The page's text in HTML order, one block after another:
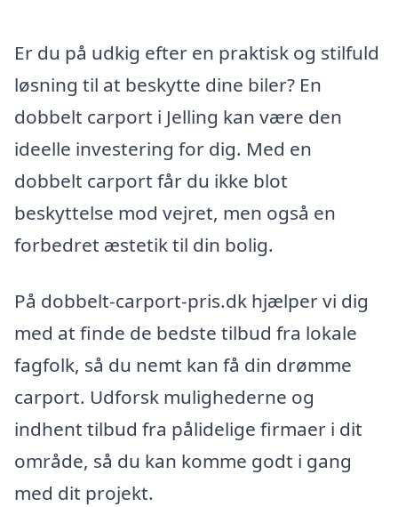
Er du på udkig efter en praktisk og stilfuld
løsning til at beskytte dine biler? En
dobbelt carport i Jelling kan være den
ideelle investering for dig. Med en
dobbelt carport får du ikke blot
beskyttelse mod vejret, men også en
forbedret æstetik til din bolig.
På dobbelt-carport-pris.dk hjælper vi dig
med at finde de bedste tilbud fra lokale
fagfolk, så du nemt kan få din drømme
carport. Udforsk mulighederne og
indhent tilbud fra pålidelige firmaer i dit
område, så du kan komme godt i gang
med dit projekt.